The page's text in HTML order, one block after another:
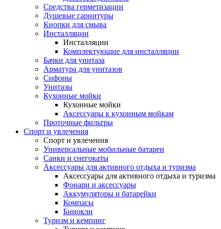
Средства герметизации
Душевые гарнитуры
Кнопки для смыва
Инсталляции
Инсталляции
Комплектующие для инсталляции
Бачки для унитаза
Арматура для унитазов
Сифоны
Унитазы
Кухонные мойки
Кухонные мойки
Аксессуары к кухонным мойкам
Проточные фильтры
Спорт и увлечения
Спорт и увлечения
Универсальные мобильные батареи
Санки и снегокаты
Аксессуары для активного отдыха и туризма
Аксессуары для активного отдыха и туризма
Фонари и аксессуары
Аккумуляторы и батарейки
Компасы
Бинокли
Туризм и кемпинг